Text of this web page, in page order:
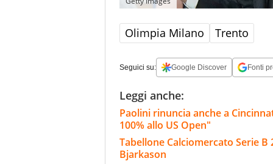
Olimpia Milano Trento
Seguici su: Google Discover Fonti
Leggi anche:
Paolini rinuncia anche a
100% allo US Open"
Tabellone Calciomercato Serie
Bjarkason